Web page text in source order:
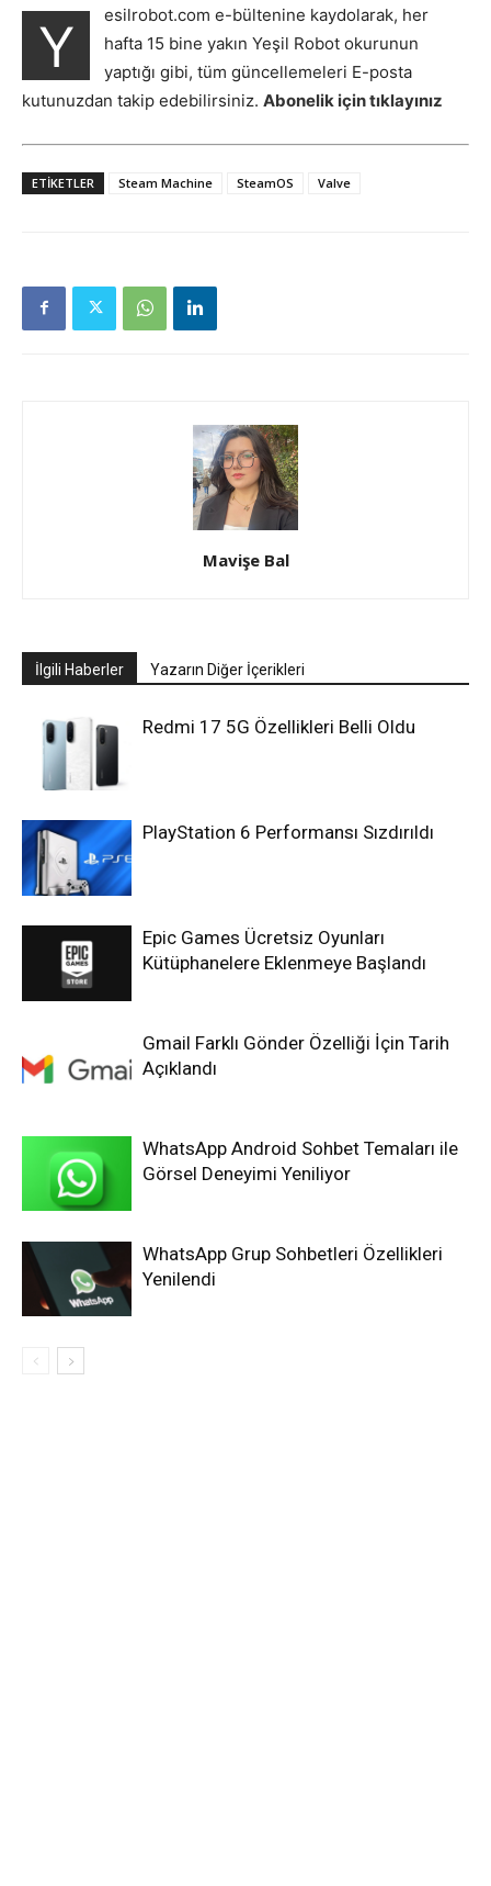
Y
esilrobot.com e-bültenine kaydolarak, her
hafta 15 bine yakın Yeşil Robot okurunun
yaptığı gibi, tüm güncellemeleri E-posta
kutunuzdan takip edebilirsiniz. Abonelik için tıklayınız
ETIKETLER Steam Machine SteamOS Valve
Mavişe Bal
İlgili Haberler Yazarın Diğer İçerikleri
Redmi 17 5G Özellikleri Belli Oldu
PlayStation 6 Performansı Sızdırıldı
Epic Games Ücretsiz Oyunları
Kütüphanelere Eklenmeye Başlandı
Gmail Farklı Gönder Özelliği İçin Tarih
Açıklandı
WhatsApp Android Sohbet Temaları ile
Görsel Deneyimi Yeniliyor
WhatsApp Grup Sohbetleri Özellikleri
Yenilendi